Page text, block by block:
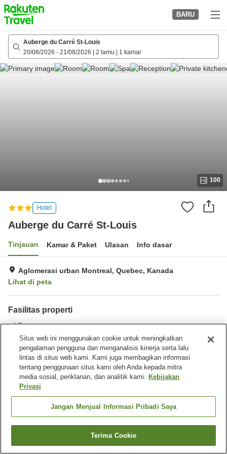
to
top
page
BARU
Auberge du Carré St-Louis
20/08/2026 - 21/08/2026 2 tamu 1 kamar
100
Hotel
Auberge du Carré St-Louis
Tinjauan Kamar & Paket Ulasan Info dasar
Aglomerasi urban Montreal, Quebec, Kanada
Lihat di peta
Fasilitas properti
Bar
Beranda Kanada Quebec
Aglomerasi urban Montreal
Auberge du Carré St-Louis
Cari kamar
Situs web ini menggunakan cookie untuk meningkatkan
pengalaman pengguna dan menganalisis kinerja serta lalu
lintas di situs web kami. Kami juga membagikan informasi
tentang penggunaan situs kami oleh Anda kepada mitra
media sosial, periklanan, dan analitik kami. Kebijakan
Privasi
Jangan Menjual Informasi Pribadi Saya
Terima Cookie